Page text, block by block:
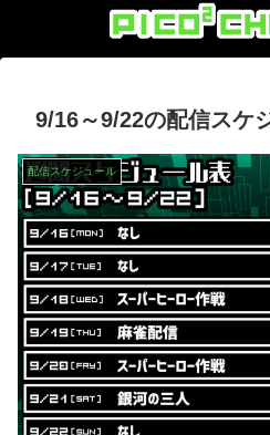
9/16～9/22の配信スケ
配信スケジュール